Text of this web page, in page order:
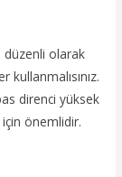
düzenli olarak
direnci yüksek
önemlidir.